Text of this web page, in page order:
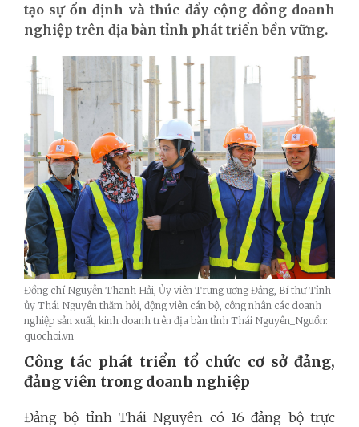
tạo sự ổn định và thúc đẩy cộng đồng doanh
nghiệp trên địa bàn tỉnh phát triển bền vững.
Đồng chí Nguyễn Thanh Hải, Ủy viên Trung ương Đảng, Bí thư Tỉnh
ủy Thái Nguyên thăm hỏi, động viên cán bộ, công nhân các doanh
nghiệp sản xuất, kinh doanh trên địa bàn tỉnh Thái Nguyên_Nguồn:
quochoi.vn
Công tác phát triển tổ chức cơ sở đảng,
đảng viên trong doanh nghiệp
Đảng bộ tỉnh Thái Nguyên có 16 đảng bộ trực